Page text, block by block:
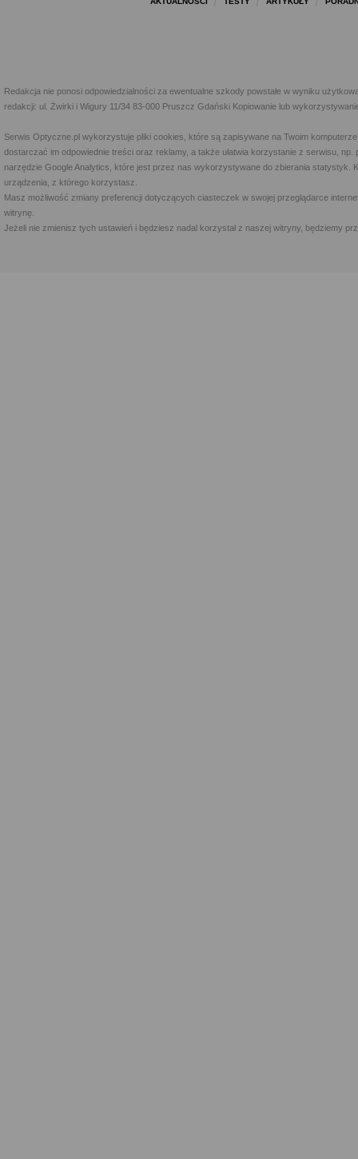
Redakcja nie ponosi odpowiedzialności za ewentualne szkody powstałe w wyniku
redakcji: ul. Żwirki i Wigury 11/34 83-000 Pruszcz Gdański Kopiowanie lub
Serwis Optyczne.pl wykorzystuje pliki cookies, które są zapisywane na Twoim
dostarczać im odpowiednie treści oraz reklamy, a także ułatwia korzystanie z serwisu,
narzędzie Google Analytics, które jest przez nas wykorzystywane do zbierania statystyk.
urządzenia, z którego korzystasz.
Masz możliwość zmiany preferencji dotyczących ciasteczek w swojej przeglądarce
witrynę.
Jeżeli nie zmienisz tych ustawień i będziesz nadal korzystał z naszej witryny, będziemy